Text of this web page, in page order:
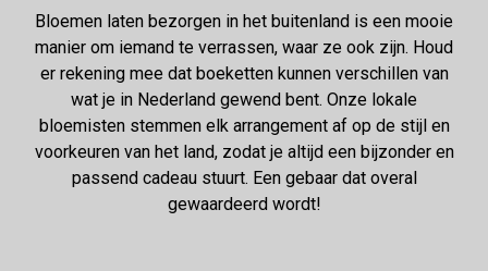
Bloemen laten bezorgen in het buitenland is een mooie
manier om iemand te verrassen, waar ze ook zijn. Houd
er rekening mee dat boeketten kunnen verschillen van
wat je in Nederland gewend bent. Onze lokale
bloemisten stemmen elk arrangement af op de stijl en
voorkeuren van het land, zodat je altijd een bijzonder en
passend cadeau stuurt. Een gebaar dat overal
gewaardeerd wordt!